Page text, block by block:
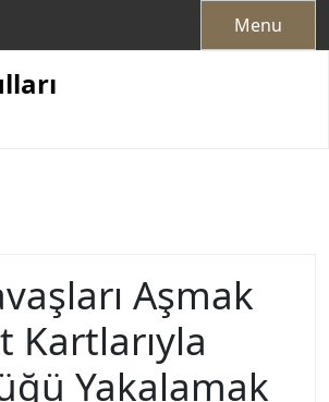
Menu
Aşmak
Kartlarıyla
Yakalamak